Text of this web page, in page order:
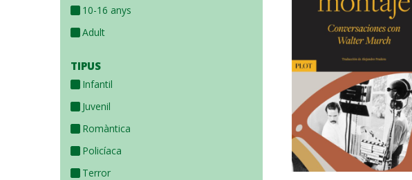
10-16 anys
Adult
TIPUS
Infantil
Juvenil
Romàntica
Policíaca
Terror